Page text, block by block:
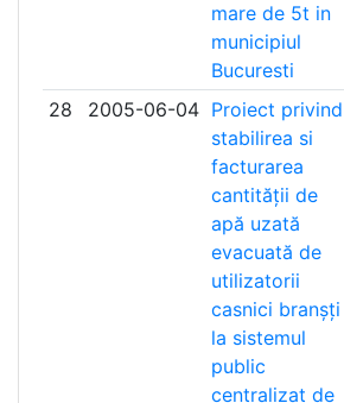
mare de 5t in
municipiul
Bucuresti
28 2005-06-04 Proiect privind
stabilirea si
facturarea
cantității de
apă uzată
evacuată de
utilizatorii
casnici branșți
la sistemul
public
centralizat de